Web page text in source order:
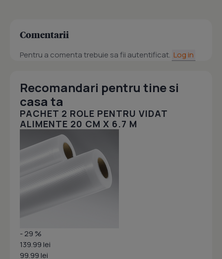
Comentarii
Pentru a comenta trebuie sa fii autentificat. Log in
Recomandari pentru tine si
casa ta
PACHET 2 ROLE PENTRU VIDAT
ALIMENTE 20 CM X 6.7 M
- 29 %
139.99 lei
99.99 lei